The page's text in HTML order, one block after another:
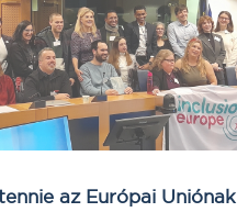
az Európai Uniónak